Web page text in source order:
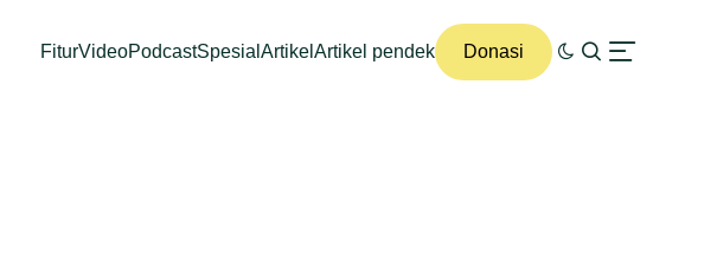
FiturVideoPodcastSpesial Artikel Artikel pendek Donasi